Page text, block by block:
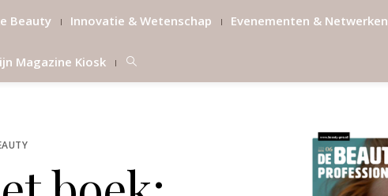
Beauty Innovatie & Wetenschap Evenementen & Netwerken
Magazine Kiosk